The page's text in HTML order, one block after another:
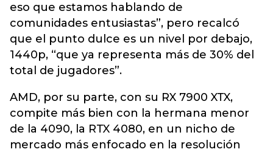
eso que estamos hablando de
comunidades entusiastas”, pero recalcó
que el punto dulce es un nivel por debajo,
1440p, “que ya representa más de 30% del
total de jugadores”.
AMD, por su parte, con su RX 7900 XTX,
compite más bien con la hermana menor
de la 4090, la RTX 4080, en un nicho de
mercado más enfocado en la resolución